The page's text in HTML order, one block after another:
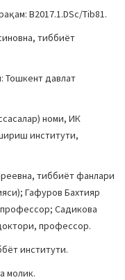
В2017.1.DSc/Tib81.
тиббиёт
Тошкент давлат
номи, ИК
институти,
тиббиёт фанлари
Гафуров Бахтияр
Садикова
профессор.
институти.
молик.